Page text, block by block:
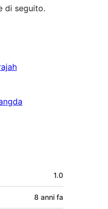
di seguito.
1.0
8 anni fa